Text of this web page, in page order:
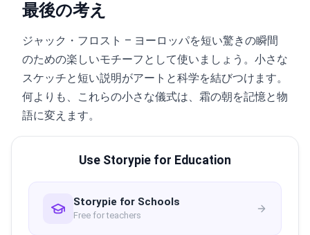
最後の考え
ジャック・フロスト – ヨーロッパを短い驚きの瞬間
のための楽しいモチーフとして使いましょう。小さな
スケッチと短い説明がアートと科学を結びつけます。
何よりも、これらの小さな儀式は、霜の朝を記憶と物
語に変えます。
Use Storypie for Education
Storypie for Schools
Free for teachers